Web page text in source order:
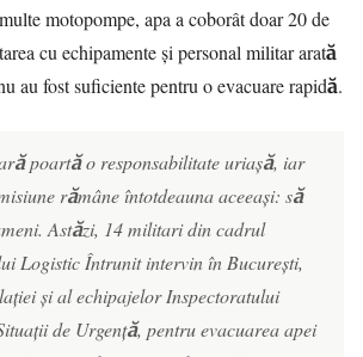
motopompe, apa a coborât doar 20 de
cu echipamente și personal militar arată
au fost suficiente pentru o evacuare rapidă.
poartă o responsabilitate uriașă, iar
rămâne întotdeauna aceeași: să
Astăzi, 14 militari din cadrul
Logistic Întrunit intervin în București,
și al echipajelor Inspectoratului
de Urgență, pentru evacuarea apei